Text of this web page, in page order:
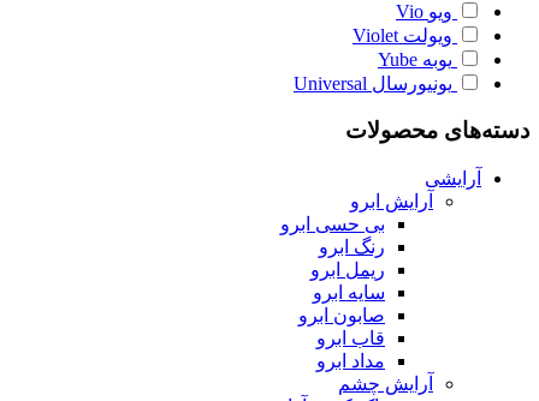
ویو Vio
ویولت Violet
یوبه Yube
یونیورسال Universal
دسته‌های محصولات
آرایشی
آرایش ابرو
بی حسی ابرو
رنگ ابرو
ریمل ابرو
سایه ابرو
صابون ابرو
قاب ابرو
مداد ابرو
آرایش چشم